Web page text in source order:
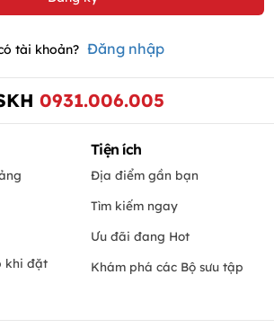
tài khoản? Đăng nhập
0931.006.005
khi đặt
Tiện ích
Địa điểm gần bạn
Tìm kiếm ngay
Ưu đãi đang Hot
Khám phá các Bộ sưu tập